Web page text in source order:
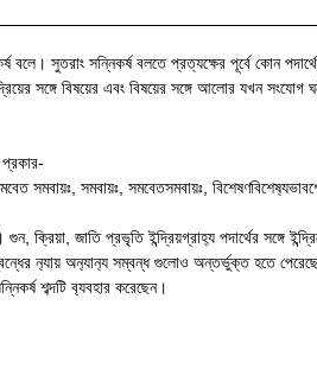
সুতরাং সন্নিকর্ষ বলতে প্রত্যক্ষের পূর্বে কোন
সঙ্গে বিষয়ের এবং বিষয়ের সঙ্গে আলোর যখন
সমবায়ঃ, সমবায়ঃ, সমবেতসমবায়ঃ,
ক্রিয়া, জাতি প্রভৃতি ইন্দ্রিয়গ্রাহ‍্য পদার্থের সঙ্গে
ন‍্যায় অন‍্যান‍্য সম্বন্ধ গুলোও অন্তর্ভুক্ত হতে
শব্দটি ব‍্যবহার করেছেন।